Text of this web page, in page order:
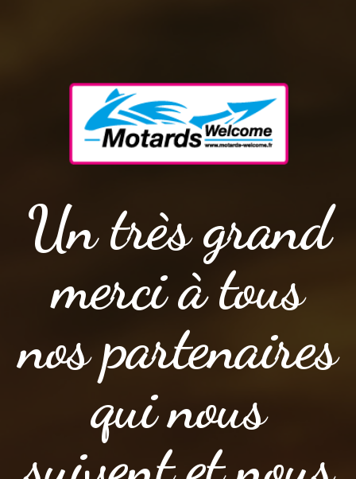
Un très grand
merci à tous
nos partenaires
qui nous